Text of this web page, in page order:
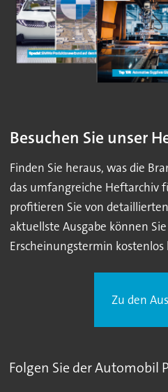
Besuchen Sie unser
Finden Sie heraus, was die
das umfangreiche Heftarchiv
profitieren Sie von
aktuellste Ausgabe können
Erscheinungstermin kostenlos
Zu den
Folgen Sie der Automobil